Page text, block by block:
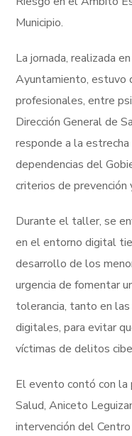
Municipio.
La jornada, realizada
Ayuntamiento, estuvo
profesionales, entre
Dirección General de
responde a la
dependencias del
criterios de prevención
Durante el taller, se
en el entorno digital
desarrollo de los
urgencia de fomentar
tolerancia, tanto en
digitales, para evitar
víctimas de delitos
El evento contó con la
Salud, Aniceto
intervención del